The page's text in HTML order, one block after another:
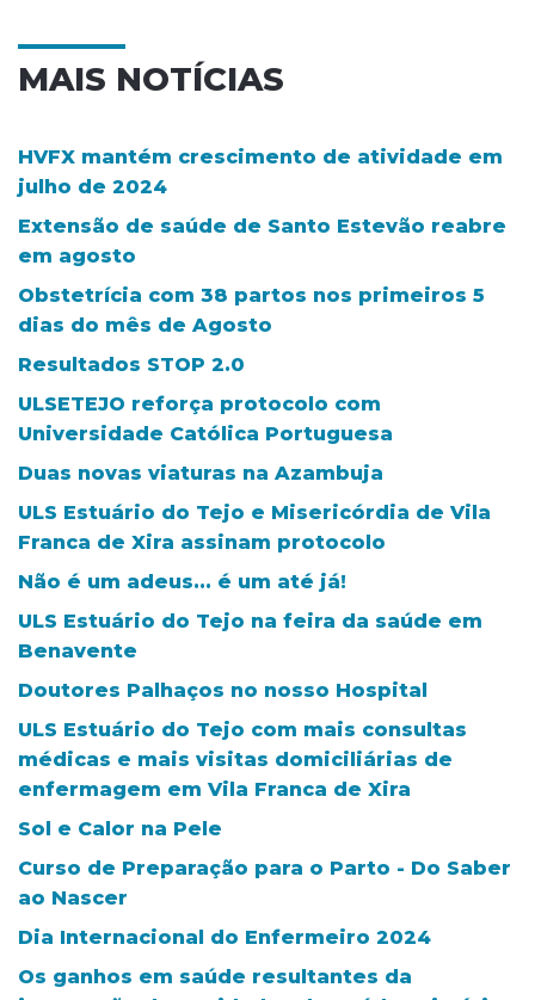
MAIS NOTÍCIAS
HVFX mantém crescimento de atividade em
julho de 2024
Extensão de saúde de Santo Estevão reabre
em agosto
Obstetrícia com 38 partos nos primeiros 5
dias do mês de Agosto
Resultados STOP 2.0
ULSETEJO reforça protocolo com
Universidade Católica Portuguesa
Duas novas viaturas na Azambuja
ULS Estuário do Tejo e Misericórdia de Vila
Franca de Xira assinam protocolo
Não é um adeus... é um até já!
ULS Estuário do Tejo na feira da saúde em
Benavente
Doutores Palhaços no nosso Hospital
ULS Estuário do Tejo com mais consultas
médicas e mais visitas domiciliárias de
enfermagem em Vila Franca de Xira
Sol e Calor na Pele
Curso de Preparação para o Parto - Do Saber
ao Nascer
Dia Internacional do Enfermeiro 2024
Os ganhos em saúde resultantes da